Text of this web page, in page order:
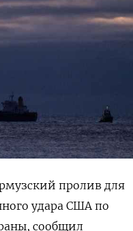
пролив для
удара США по
сообщил